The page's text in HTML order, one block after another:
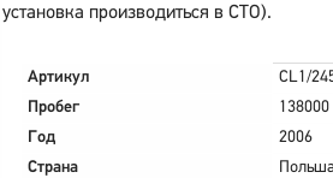
установка производиться в СТО).
Артикул
CL1/
Пробег
138000
Год
2006
Страна
Польша